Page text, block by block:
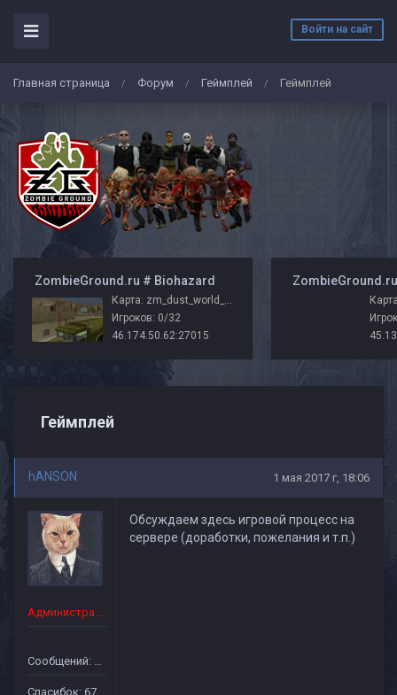
Войти на сайт
Главная страница / Форум / Геймплей / Геймплей
️ ZombieGround.ru # Biohazard
Карта: zm_dust_world_zg
Игроков: 0/32
46.174.50.62:27015
Геймплей
hANSON 1 мая 2017 г, 18:06
Администратор
Сообщений: 43
Спасибок: 67
Обсуждаем здесь игровой процесс на
сервере (доработки, пожелания и т.п.)